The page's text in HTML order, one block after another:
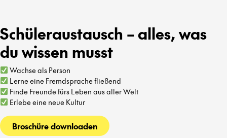
Schüleraustausch – alles, was
du wissen musst
Wachse als Person
Lerne eine Fremdsprache fließend
Finde Freunde fürs Leben aus aller Welt
Erlebe eine neue Kultur
Broschüre downloaden